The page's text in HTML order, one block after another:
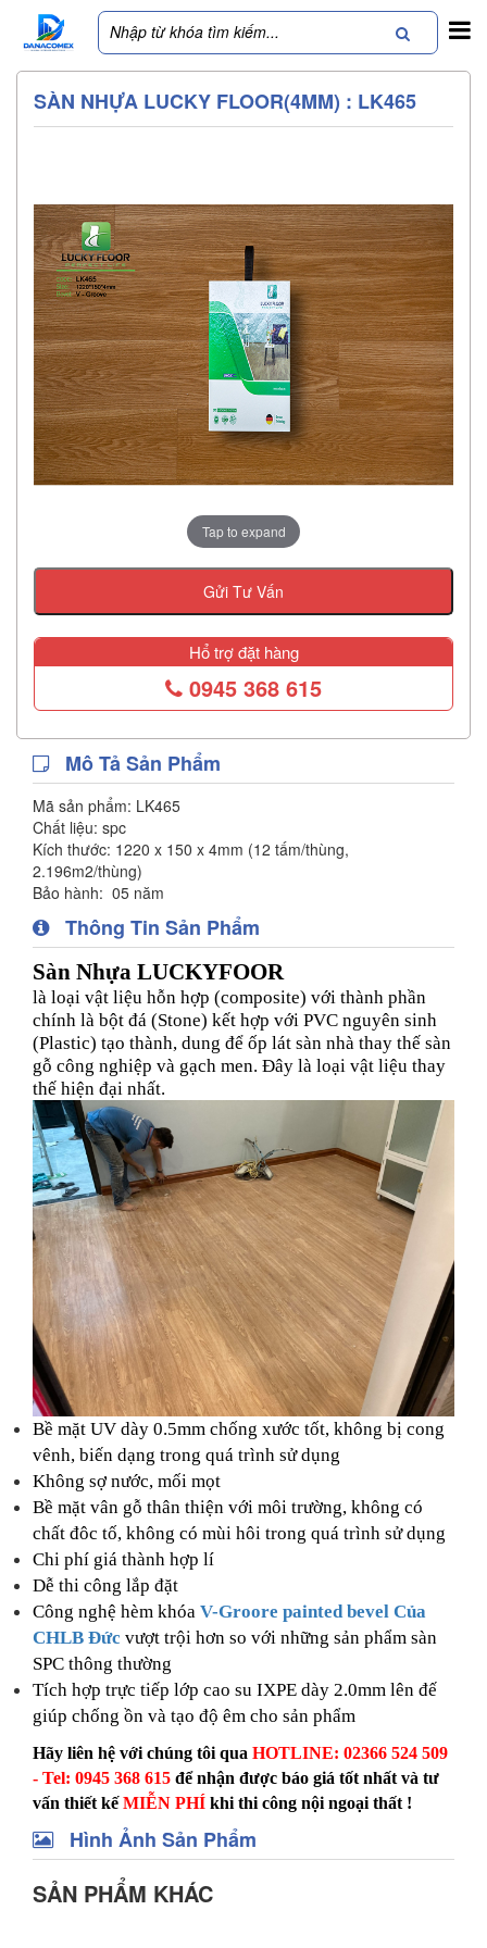
SÀN NHỰA LUCKY FLOOR(4MM) : LK465
Tap to expand
Gửi Tư Vấn
Hổ trợ đặt hàng
0945 368 615
Mô Tả Sản Phẩm
Mã sản phẩm: LK465
Chất liệu: spc
Kích thước: 1220 x 150 x 4mm (12 tấm/thùng,
2.196m2/thùng)
Bảo hành: 05 năm
Thông Tin Sản Phẩm
Sàn Nhựa LUCKYFOOR
là loại vật liệu hỗn hợp (composite) với thành phần
chính là bột đá (Stone) kết hợp với PVC nguyên sinh
(Plastic) tạo thành, dung để ốp lát sàn nhà thay thế sàn
gỗ công nghiệp và gạch men. Đây là loại vật liệu thay
thế hiện đại nhất.
Bề mặt UV dày 0.5mm chống xước tốt, không bị cong
vênh, biến dạng trong quá trình sử dụng
Không sợ nước, mối mọt
Bề mặt vân gỗ thân thiện với môi trường, không có
chất đôc tố, không có mùi hôi trong quá trình sử dụng
Chi phí giá thành hợp lí
Dễ thi công lắp đặt
Công nghệ hèm khóa V-Groore painted bevel Của
CHLB Đức vượt trội hơn so với những sản phẩm sàn
SPC thông thường
Tích hợp trực tiếp lớp cao su IXPE dày 2.0mm lên đế
giúp chống ồn và tạo độ êm cho sản phẩm
Hãy liên hệ với chúng tôi qua HOTLINE: 02366 524 509
- Tel: 0945 368 615 để nhận được báo giá tốt nhất và tư
vấn thiết kếMIỄN PHÍ khi thi công nội ngoại thất !
Hình Ảnh Sản Phẩm
SẢN PHẨM KHÁC